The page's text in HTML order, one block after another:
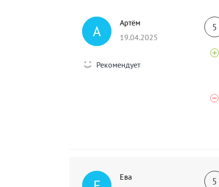
А
Артём
19.04.2025
Рекомендует
5
Ева
5